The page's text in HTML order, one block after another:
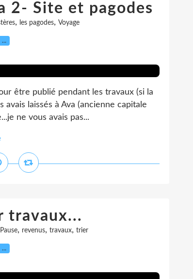
2- Site et pagodes
, les pagodes, Voyage
…
être publié pendant les travaux (si la
laissés à Ava (ancienne capitale
ne vous avais pas...
travaux...
Pause, revenus, travaux, trier
…